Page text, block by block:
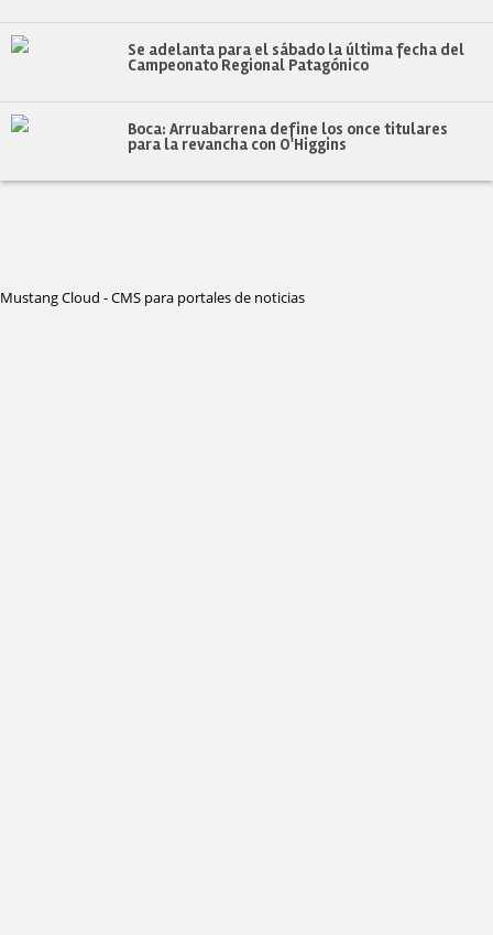
Se adelanta para el sábado la última fecha del
Campeonato Regional Patagónico
Boca: Arruabarrena define los once titulares
para la revancha con O'Higgins
Mustang Cloud - CMS para portales de noticias